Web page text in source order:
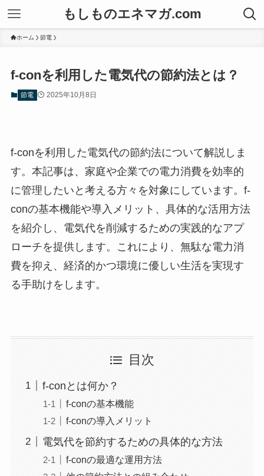
もしものエネマガ.com
ホーム 節電
f-conを利用した電気代の節約法とは？
節電 2025年10月8日
f-conを利用した電気代の節約法について解説しま
す。本記事は、家庭や企業での電力消費を効率的
に管理したいと考える方々を対象にしています。f-
conの基本機能や導入メリット、具体的な活用方法
を紹介し、電気代を削減するための実践的なアプ
ローチを提供します。これにより、無駄な電力消
費を抑え、経済的かつ環境に優しい生活を実現す
る手助けをします。
目次
f-conとは何か？
f-conの基本機能
f-conの導入メリット
電気代を節約するための具体的な方法
f-conの最適な運用方法